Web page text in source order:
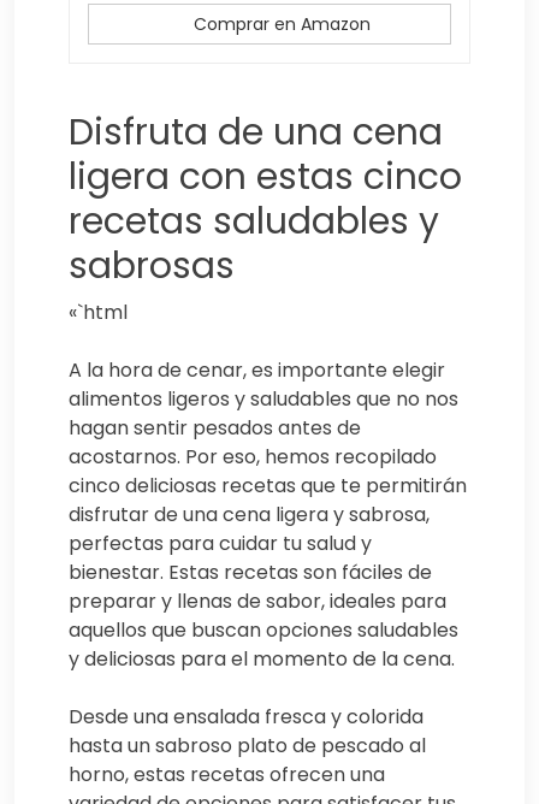
Comprar en Amazon
Disfruta de una cena
ligera con estas cinco
recetas saludables y
sabrosas
«`html
A la hora de cenar, es importante elegir
alimentos ligeros y saludables que no nos
hagan sentir pesados antes de
acostarnos. Por eso, hemos recopilado
cinco deliciosas recetas que te permitirán
disfrutar de una cena ligera y sabrosa,
perfectas para cuidar tu salud y
bienestar. Estas recetas son fáciles de
preparar y llenas de sabor, ideales para
aquellos que buscan opciones saludables
y deliciosas para el momento de la cena.
Desde una ensalada fresca y colorida
hasta un sabroso plato de pescado al
horno, estas recetas ofrecen una